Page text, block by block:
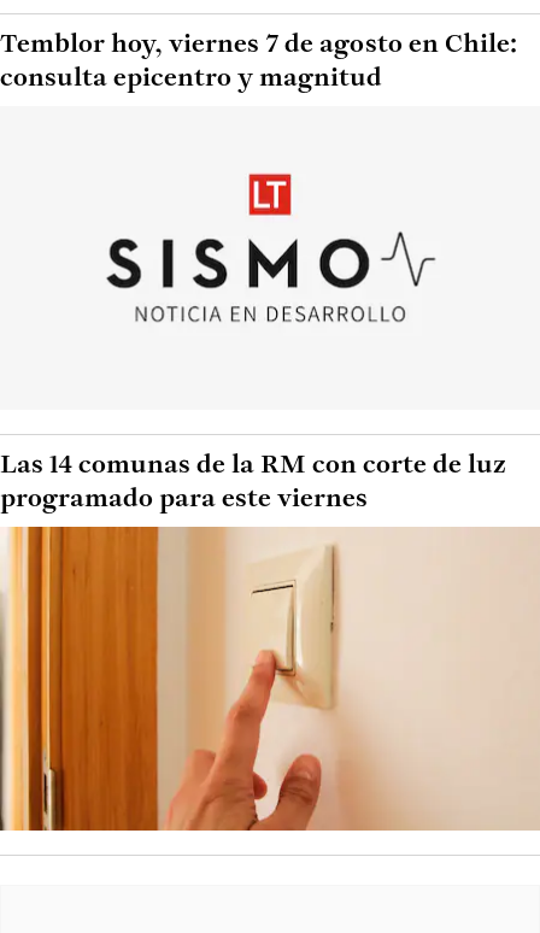
Temblor hoy, viernes 7 de agosto en Chile:
consulta epicentro y magnitud
Las 14 comunas de la RM con corte de luz
programado para este viernes